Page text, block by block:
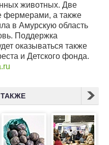
животных. Две
фермерами, а также
в Амурскую область
Поддержка
оказываться также
и Детского фонда.